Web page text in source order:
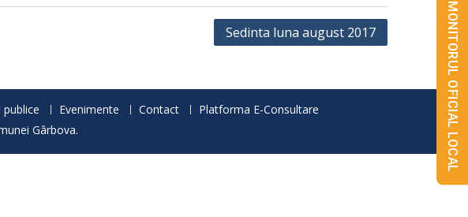
Sedinta luna august 2017
Evenimente Contact
Platforma E-Consultare
Gârbova.
MONITORUL OFICIAL LOCAL